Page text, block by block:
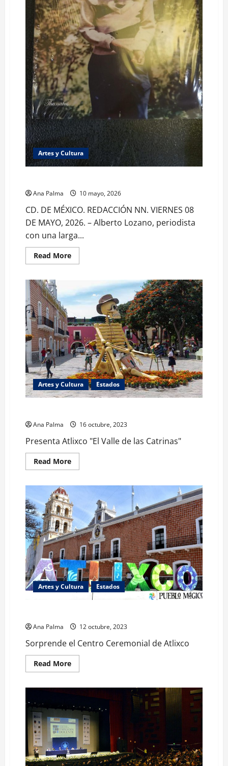
Artes y Cultura
Ana Palma 10 mayo, 2026
CD. DE MÉXICO. REDACCIÓN NN. VIERNES 08
DE MAYO, 2026. – Alberto Lozano, periodista
con una larga...
Read MoreRead
more
cuando
el
periodismo
vuelve
literatura
Artes y Cultura Estados
Ana Palma 16 octubre, 2023
Presenta Atlixco "El Valle de las Catrinas"
Read MoreRead
more
Valle
de
las
Catrinas”
Artes y Cultura Estados
Ana Palma 12 octubre, 2023
Sorprende el Centro Ceremonial de Atlixco
Read MoreRead
more
Centro
Ceremonial
de
Atlixco